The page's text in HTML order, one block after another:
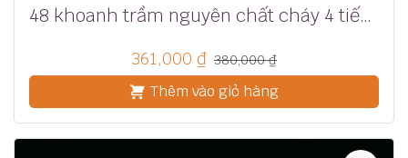
48 khoanh trầm nguyên chất cháy 4 tiếng
361,000 ₫ 380,000₫
Thêm vào giỏ hàng